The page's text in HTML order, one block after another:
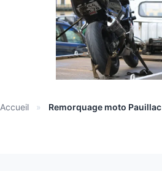
Accueil » Remorquage moto Pauillac